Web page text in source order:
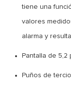
tiene una
valores
alarma y
Pantalla de 5,2
Puños de